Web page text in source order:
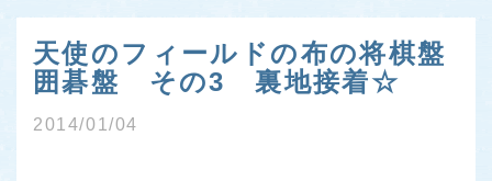
天使のフィールドの布の将棋盤
囲碁盤 その3 裏地接着☆
2014/01/04